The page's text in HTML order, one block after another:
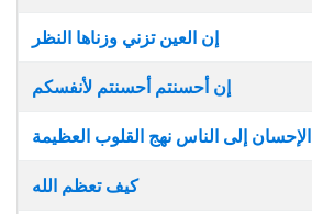
إن العين تزني وزناها النظر
إن أحسنتم أحسنتم لأنفسكم
الإحسان إلى الناس نهج القلوب العظيمة
كيف تعظم الله